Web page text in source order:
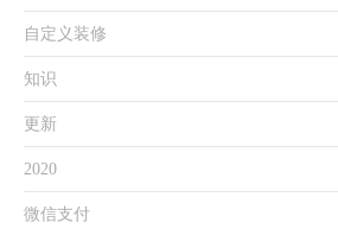
自定义装修
知识
更新
2020
微信支付